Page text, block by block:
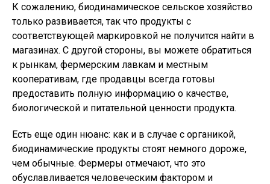
К сожалению, биодинамическое сельское хозяйство
только развивается, так что продукты с
соответствующей маркировкой не получится найти в
магазинах. С другой стороны, вы можете обратиться
к рынкам, фермерским лавкам и местным
кооперативам, где продавцы всегда готовы
предоставить полную информацию о качестве,
биологической и питательной ценности продукта.
Есть еще один нюанс: как и в случае с органикой,
биодинамические продукты стоят немного дороже,
чем обычные. Фермеры отмечают, что это
обуславливается человеческим фактором и